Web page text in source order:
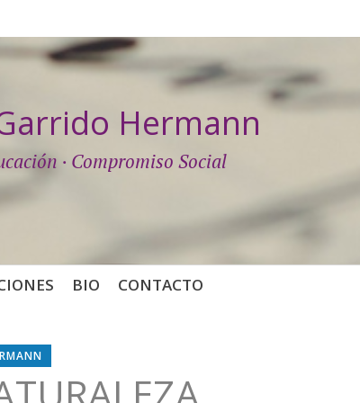
Hermann
· Compromiso Social
BIO CONTACTO